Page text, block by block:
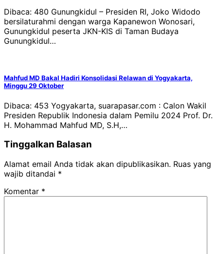
Dibaca: 480 Gunungkidul – Presiden RI, Joko Widodo
bersilaturahmi dengan warga Kapanewon Wonosari,
Gunungkidul peserta JKN-KIS di Taman Budaya
Gunungkidul…
Mahfud MD Bakal Hadiri Konsolidasi Relawan di Yogyakarta,
Minggu 29 Oktober
Dibaca: 453 Yogyakarta, suarapasar.com : Calon Wakil
Presiden Republik Indonesia dalam Pemilu 2024 Prof. Dr.
H. Mohammad Mahfud MD, S.H,…
Tinggalkan Balasan
Alamat email Anda tidak akan dipublikasikan. Ruas yang
wajib ditandai *
Komentar *